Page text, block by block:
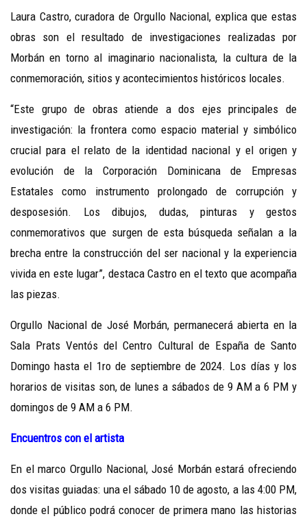
Laura Castro, curadora de Orgullo Nacional, explica que estas
obras son el resultado de investigaciones realizadas por
Morbán en torno al imaginario nacionalista, la cultura de la
conmemoración, sitios y acontecimientos históricos locales.
“Este grupo de obras atiende a dos ejes principales de
investigación: la frontera como espacio material y simbólico
crucial para el relato de la identidad nacional y el origen y
evolución de la Corporación Dominicana de Empresas
Estatales como instrumento prolongado de corrupción y
desposesión. Los dibujos, dudas, pinturas y gestos
conmemorativos que surgen de esta búsqueda señalan a la
brecha entre la construcción del ser nacional y la experiencia
vivida en este lugar”, destaca Castro en el texto que acompaña
las piezas.
Orgullo Nacional de José Morbán, permanecerá abierta en la
Sala Prats Ventós del Centro Cultural de España de Santo
Domingo hasta el 1ro de septiembre de 2024. Los días y los
horarios de visitas son, de lunes a sábados de 9 AM a 6 PM y
domingos de 9 AM a 6 PM.
Encuentros con el artista
En el marco Orgullo Nacional, José Morbán estará ofreciendo
dos visitas guiadas: una el sábado 10 de agosto, a las 4:00 PM,
donde el público podrá conocer de primera mano las historias